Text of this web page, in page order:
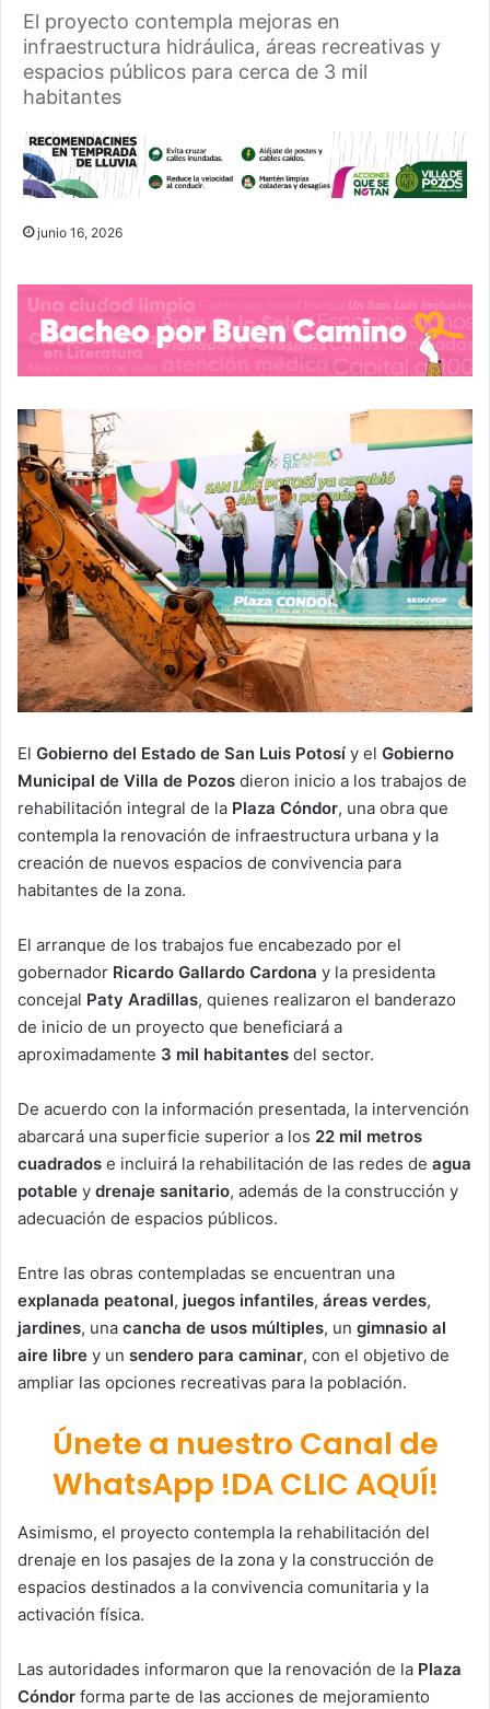
El proyecto contempla mejoras en
infraestructura hidráulica, áreas recreativas y
espacios públicos para cerca de 3 mil
habitantes
junio 16, 2026
El Gobierno del Estado de San Luis Potosí y el Gobierno
Municipal de Villa de Pozos dieron inicio a los trabajos de
rehabilitación integral de la Plaza Cóndor, una obra que
contempla la renovación de infraestructura urbana y la
creación de nuevos espacios de convivencia para
habitantes de la zona.
El arranque de los trabajos fue encabezado por el
gobernador Ricardo Gallardo Cardona y la presidenta
concejal Paty Aradillas, quienes realizaron el banderazo
de inicio de un proyecto que beneficiará a
aproximadamente 3 mil habitantes del sector.
De acuerdo con la información presentada, la intervención
abarcará una superficie superior a los 22 mil metros
cuadrados e incluirá la rehabilitación de las redes de agua
potable y drenaje sanitario, además de la construcción y
adecuación de espacios públicos.
Entre las obras contempladas se encuentran una
explanada peatonal, juegos infantiles, áreas verdes,
jardines, una cancha de usos múltiples, un gimnasio al
aire libre y un sendero para caminar, con el objetivo de
ampliar las opciones recreativas para la población.
Únete a nuestro Canal de
WhatsApp !DA CLIC AQUÍ!
Asimismo, el proyecto contempla la rehabilitación del
drenaje en los pasajes de la zona y la construcción de
espacios destinados a la convivencia comunitaria y la
activación física.
Las autoridades informaron que la renovación de la Plaza
Cóndor forma parte de las acciones de mejoramiento